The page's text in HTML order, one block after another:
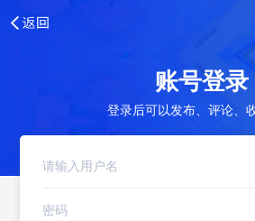
账号登录
登录后可以发布、评论、